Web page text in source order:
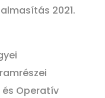
2021.
Operatív